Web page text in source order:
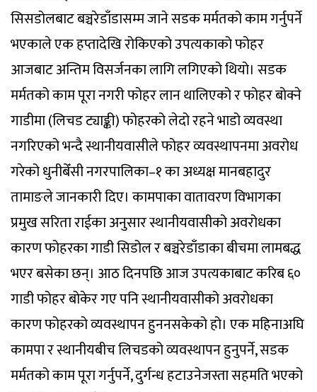
सिसडोलबाट बञ्चरेडाँडासम्म जाने सडक मर्मतको काम गर्नुपर्ने
भएकाले एक हप्तादेखि रोकिएको उपत्यकाको फोहर
आजबाट अन्तिम विसर्जनका लागि लगिएको थियो। सडक
मर्मतको काम पूरा नगरी फोहर लान थालिएको र फोहर बोक्ने
गाडीमा (लिचड ट्याङ्की) फोहरको लेदो रहने भाडो व्यवस्था
नगरिएको भन्दै स्थानीयवासीले फोहर व्यवस्थापनमा अवरोध
गरेको धुनीबेँसी नगरपालिका–१ का अध्यक्ष मानबहादुर
तामाङले जानकारी दिए। कामपाका वातावरण विभागका
प्रमुख सरिता राईका अनुसार स्थानीयवासीको अवरोधका
कारण फोहरका गाडी सिडोल र बञ्चरेडाँडाका बीचमा लामबद्ध
भएर बसेका छन्। आठ दिनपछि आज उपत्यकाबाट करिब ६०
गाडी फोहर बोकेर गए पनि स्थानीयवासीको अवरोधका
कारण फोहरको व्यवस्थापन हुननसकेको हो। एक महिनाअघि
कामपा र स्थानीयबीच लिचडको व्यवस्थापन हुनुपर्ने, सडक
मर्मतको काम पूरा गर्नुपर्ने, दुर्गन्ध हटाउनेजस्ता सहमति भएको